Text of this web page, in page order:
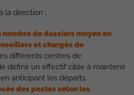
la direction :
nombre de dossiers moyen en
et chargés de
différents centres de
définir un effectif cible à maintenir
anticipant les départs.
des postes selon les